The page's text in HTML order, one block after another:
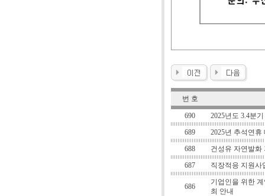
번 호
690
2025년도 3.4분
689
2025년 추석연
688
건성유 자연발화
687
직장적응 지원사
686
기업인을 위한
최 안내